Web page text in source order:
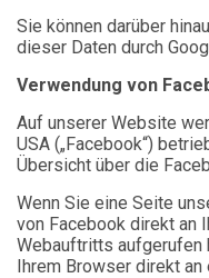
Sie können darüber
dieser Daten durch
Verwendung von
Auf unserer Website
USA („Facebook“)
Übersicht über die
Wenn Sie eine Seite
von Facebook direkt an
Webauftritts aufgerufen
Ihrem Browser direkt